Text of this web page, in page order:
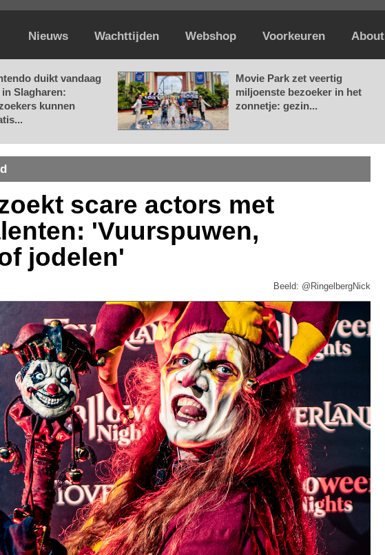
Nieuws Wachttijden Webshop Voorkeuren About
duikt vandaag
Slagharen:
kunnen
Movie Park zet veertig
miljoenste bezoeker in het
zonnetje: gezin...
scare actors met
'Vuurspuwen,
jodelen'
Beeld: @RingelbergNick